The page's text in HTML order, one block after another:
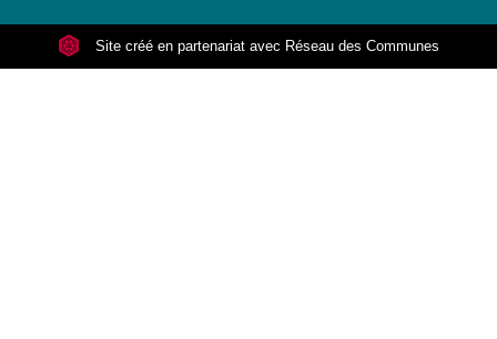
Site créé en partenariat avec Réseau des Communes